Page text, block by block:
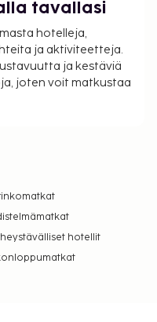
tavallasi
hotelleja,
ja aktiviteetteja.
ja kestäviä
joten voit matkustaa
hotellit